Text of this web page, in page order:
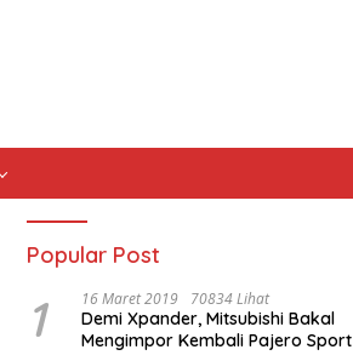
Popular Post
1 16 Maret 2019 70834 Lihat
Demi Xpander, Mitsubishi Bakal
Mengimpor Kembali Pajero Sport